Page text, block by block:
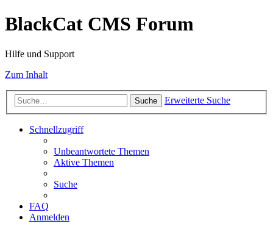
BlackCat CMS Forum
Hilfe und Support
Zum Inhalt
Suche Erweiterte Suche
Schnellzugriff
Unbeantwortete Themen
Aktive Themen
Suche
FAQ
Anmelden